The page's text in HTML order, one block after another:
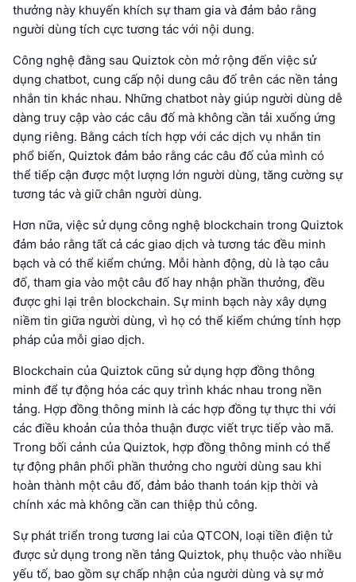
thưởng này khuyến khích sự tham gia và đảm bảo rằng
người dùng tích cực tương tác với nội dung.
Công nghệ đằng sau Quiztok còn mở rộng đến việc sử
dụng chatbot, cung cấp nội dung câu đố trên các nền tảng
nhắn tin khác nhau. Những chatbot này giúp người dùng dễ
dàng truy cập vào các câu đố mà không cần tải xuống ứng
dụng riêng. Bằng cách tích hợp với các dịch vụ nhắn tin
phổ biến, Quiztok đảm bảo rằng các câu đố của mình có
thể tiếp cận được một lượng lớn người dùng, tăng cường sự
tương tác và giữ chân người dùng.
Hơn nữa, việc sử dụng công nghệ blockchain trong Quiztok
đảm bảo rằng tất cả các giao dịch và tương tác đều minh
bạch và có thể kiểm chứng. Mỗi hành động, dù là tạo câu
đố, tham gia vào một câu đố hay nhận phần thưởng, đều
được ghi lại trên blockchain. Sự minh bạch này xây dựng
niềm tin giữa người dùng, vì họ có thể kiểm chứng tính hợp
pháp của mỗi giao dịch.
Blockchain của Quiztok cũng sử dụng hợp đồng thông
minh để tự động hóa các quy trình khác nhau trong nền
tảng. Hợp đồng thông minh là các hợp đồng tự thực thi với
các điều khoản của thỏa thuận được viết trực tiếp vào mã.
Trong bối cảnh của Quiztok, hợp đồng thông minh có thể
tự động phân phối phần thưởng cho người dùng sau khi
hoàn thành một câu đố, đảm bảo thanh toán kịp thời và
chính xác mà không cần can thiệp thủ công.
Sự phát triển trong tương lai của QTCON, loại tiền điện tử
được sử dụng trong nền tảng Quiztok, phụ thuộc vào nhiều
yếu tố, bao gồm sự chấp nhận của người dùng và sự mở